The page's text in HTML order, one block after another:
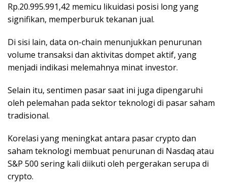
Rp.20.995.991,42 memicu likuidasi posisi long yang
signifikan, memperburuk tekanan jual.
Di sisi lain, data on-chain menunjukkan penurunan
volume transaksi dan aktivitas dompet aktif, yang
menjadi indikasi melemahnya minat investor.
Selain itu, sentimen pasar saat ini juga dipengaruhi
oleh pelemahan pada sektor teknologi di pasar saham
tradisional.
Korelasi yang meningkat antara pasar crypto dan
saham teknologi membuat penurunan di Nasdaq atau
S&P 500 sering kali diikuti oleh pergerakan serupa di
crypto.